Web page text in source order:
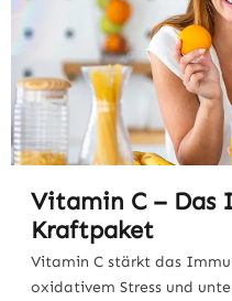
Vitamin C – Das
Kraftpaket
Vitamin C stärkt das
oxidativem Stress und